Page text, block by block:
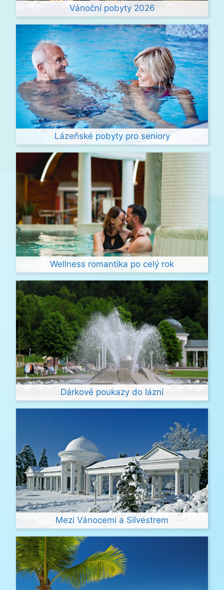
Vánoční pobyty 2026
Lázeňské pobyty pro seniory
Wellness romantika po celý rok
Dárkové poukazy do lázní
Mezi Vánocemi a Silvestrem